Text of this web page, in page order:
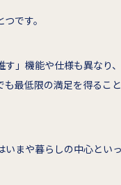
です。
す」機能や仕様も異なり
も最低限の満足を得るこ
いまや暮らしの中心とい